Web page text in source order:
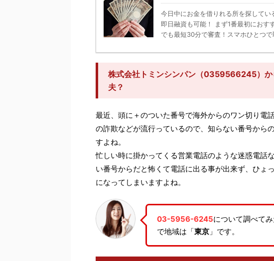
今日中にお金を借りれる所を探して
即日融資も可能！ まず1番最初におす
でも最短30分で審査！スマホひとつ
株式会社トミンシンパン（0359566245）か
夫？
最近、頭に＋のついた番号で海外からのワン切り電
の詐欺などが流行っているので、知らない番号から
すよね。
忙しい時に掛かってくる営業電話のような迷惑電話
い番号からだと怖くて電話に出る事が出来ず、ひょ
になってしまいますよね。
03-5956-6245について調べて
で地域は「東京 」です。